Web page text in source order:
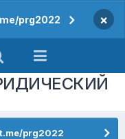
prg2022 ×
prg2022